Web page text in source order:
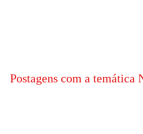
Postagens com a temática